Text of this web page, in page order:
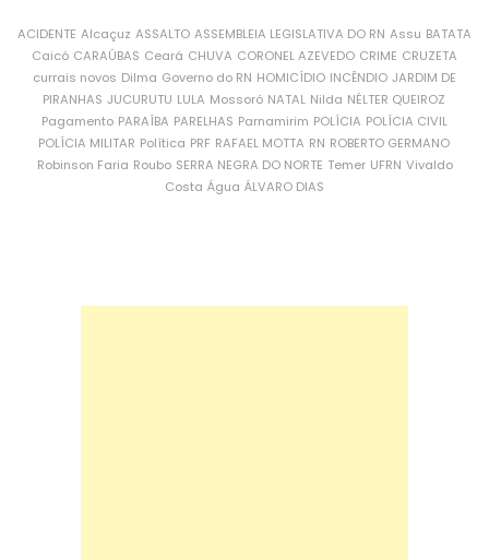
ACIDENTE Alcaçuz ASSALTO ASSEMBLEIA LEGISLATIVA DO RN Assu BATATA
Caicó CARAÚBAS Ceará CHUVA CORONEL AZEVEDO CRIME CRUZETA
currais novos Dilma Governo do RN HOMICÍDIO INCÊNDIO JARDIM DE
PIRANHAS JUCURUTU LULA Mossoró NATAL Nilda NÉLTER QUEIROZ
Pagamento PARAÍBA PARELHAS Parnamirim POLÍCIA POLÍCIA CIVIL
POLÍCIA MILITAR Política PRF RAFAEL MOTTA RN ROBERTO GERMANO
Robinson Faria Roubo SERRA NEGRA DO NORTE Temer UFRN Vivaldo
Costa Água ÁLVARO DIAS